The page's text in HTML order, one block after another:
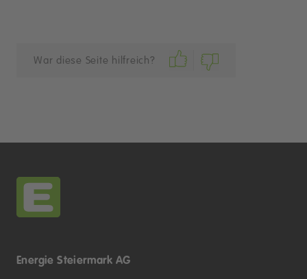
War diese Seite hilfreich?
Energie Steiermark AG